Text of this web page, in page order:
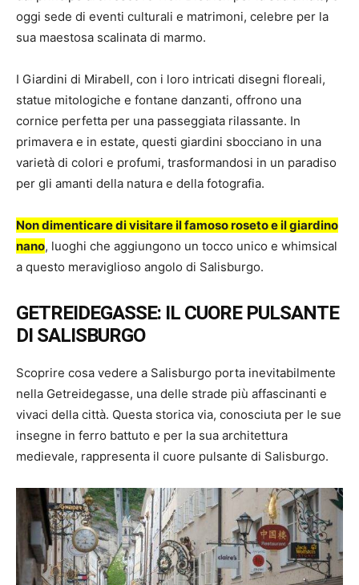
oggi sede di eventi culturali e matrimoni, celebre per la
sua maestosa scalinata di marmo.
I Giardini di Mirabell, con i loro intricati disegni floreali,
statue mitologiche e fontane danzanti, offrono una
cornice perfetta per una passeggiata rilassante. In
primavera e in estate, questi giardini sbocciano in una
varietà di colori e profumi, trasformandosi in un paradiso
per gli amanti della natura e della fotografia.
Non dimenticare di visitare il famoso roseto e il giardino
nano, luoghi che aggiungono un tocco unico e whimsical
a questo meraviglioso angolo di Salisburgo.
GETREIDEGASSE: IL CUORE PULSANTE
DI SALISBURGO
Scoprire cosa vedere a Salisburgo porta inevitabilmente
nella Getreidegasse, una delle strade più affascinanti e
vivaci della città. Questa storica via, conosciuta per le sue
insegne in ferro battuto e per la sua architettura
medievale, rappresenta il cuore pulsante di Salisburgo.